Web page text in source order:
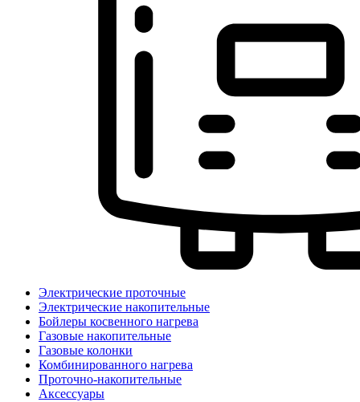
Электрические проточные
Электрические накопительные
Бойлеры косвенного нагрева
Газовые накопительные
Газовые колонки
Комбинированного нагрева
Проточно-накопительные
Аксессуары